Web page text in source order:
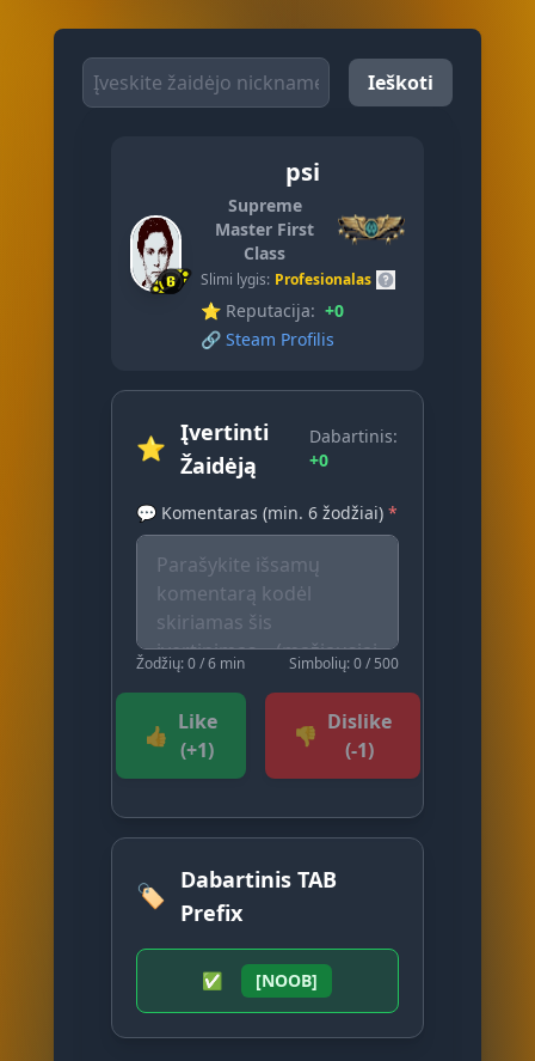
Ieškoti
psi
Supreme
Master First
Class
Slimi lygis: Profesionalas
⭐ Reputacija: +0
🔗 Steam Profilis
⭐ Įvertinti
Žaidėją
Dabartinis:
+0
💬 Komentaras (min. 6 žodžiai) *
Žodžių: 0 / 6 min Simbolių: 0 / 500
👍
Like
(+1)
👎
Dislike
(-1)
🏷️ Dabartinis TAB
Prefix
✅ [NOOB]